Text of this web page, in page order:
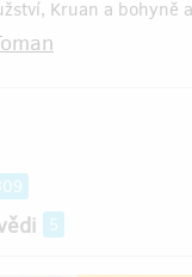
Kruan a bohyně
5